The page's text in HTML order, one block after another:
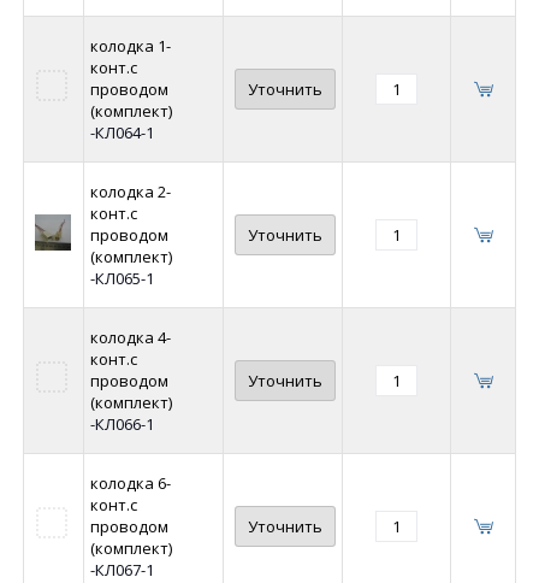
колодка 1-
конт.с
проводом
(комплект)
-КЛ064-1
Уточнить
колодка 2-
конт.с
проводом
(комплект)
-КЛ065-1
Уточнить
колодка 4-
конт.с
проводом
(комплект)
-КЛ066-1
Уточнить
колодка 6-
конт.с
проводом
(комплект)
-КЛ067-1
Уточнить